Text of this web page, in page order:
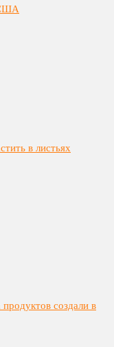
в листьях
создали в